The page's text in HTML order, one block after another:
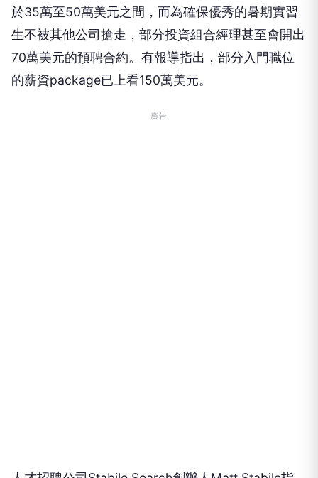
於35萬至50萬美元之間，而為確保優秀的暑期實習
生不被其他公司搶走，部分投資組合經理甚至會開出
70萬美元的預聘合約。有報導指出，部分入門職位
的薪資package已上看150萬美元。
廣告